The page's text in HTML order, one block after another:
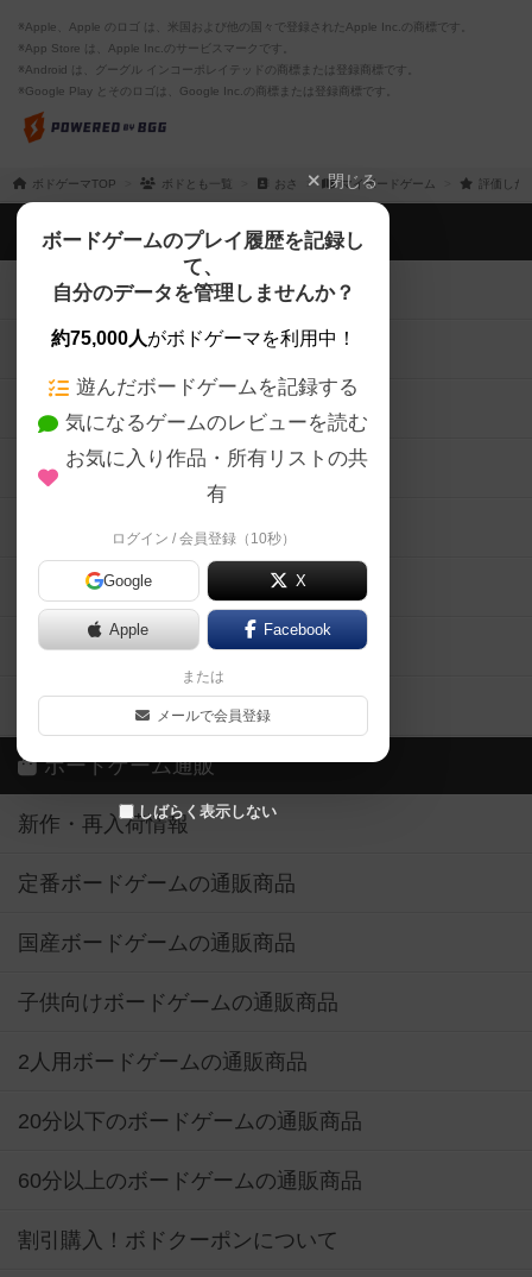
※Apple、Apple のロゴ は、米国および他の国々で登録されたApple Inc.の商標です。
※App Store は、Apple Inc.のサービスマークです。
※Android は、グーグル インコーポレイテッドの商標または登録商標です。
※Google Play とそのロゴは、Google Inc.の商標または登録商標です。
ボドゲーマTOP ボドとも一覧 おさ マイボードゲーム 評価した
閉じる
ボードゲームのプレイ履歴を記録し
て、
自分のデータを管理しませんか？
約75,000人がボドゲーマを利用中！
遊んだボードゲームを記録する
気になるゲームのレビューを読む
お気に入り作品・所有リストの共
有
ログイン / 会員登録（10秒）
Google X
Apple Facebook
または
メールで会員登録
しばらく表示しない
ボドゲーマTOP
ボードゲームを検索する
ボードゲームの新着レビュー
ボードゲーム会情報
メカニクス特集
掲示板・トピックス
ボドとも・会員一覧
ボードゲーム業界コラム
ボドゲーマご利用案内
ボードゲーム通販
新作・再入荷情報
定番ボードゲームの通販商品
国産ボードゲームの通販商品
子供向けボードゲームの通販商品
2人用ボードゲームの通販商品
20分以下のボードゲームの通販商品
60分以上のボードゲームの通販商品
割引購入！ボドクーポンについて